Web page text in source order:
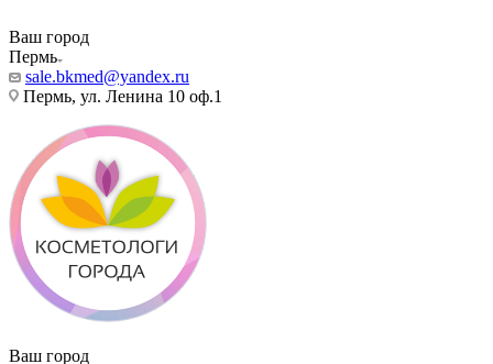
Ваш город
Пермь
sale.bkmed@yandex.ru
Пермь, ул. Ленина 10 оф.1
Ваш город